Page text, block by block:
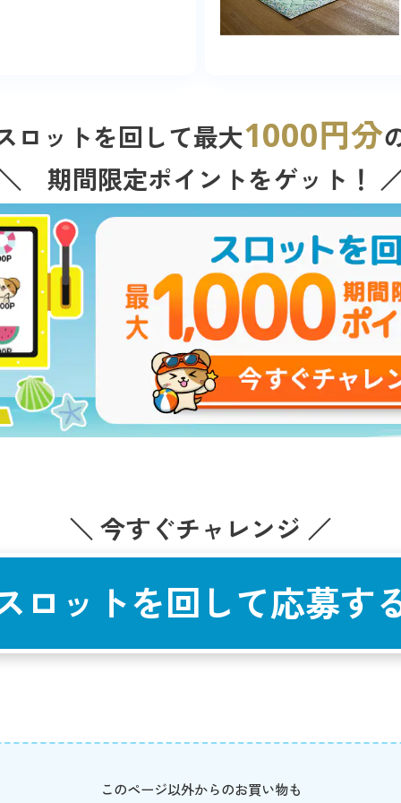
ロットを回して最大1000円分
期間限定ポイントをゲット！
＼ 今すぐチャレンジ ／
ロットを回して応募す
このページ以外からのお買い物も